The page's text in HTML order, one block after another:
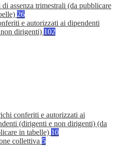
di assenza trimestrali (da pubblicare
26
e autorizzati ai dipendenti
dirigenti) 102
conferiti e autorizzati ai
(dirigenti e non dirigenti) (da
in tabelle) 10
collettiva 5